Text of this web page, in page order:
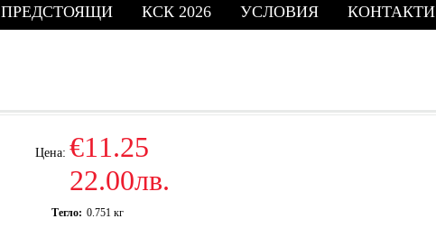
ПРЕДСТОЯЩИ КСК 2026 УСЛОВИЯ КОНТАКТИ
Цена: €11.25
22.00лв.
Тегло: 0.751 кг